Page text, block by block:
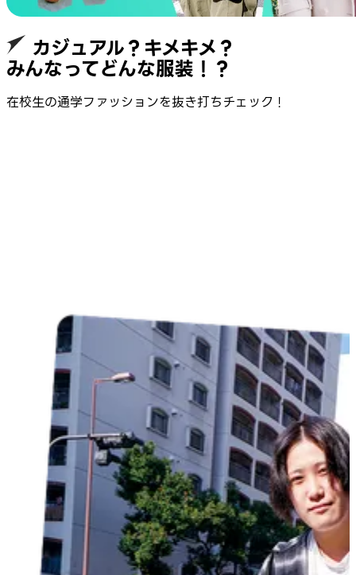
カジュアル？キメキメ？
みんなってどんな服装！？
在校生の通学ファッションを抜き打ちチェック！